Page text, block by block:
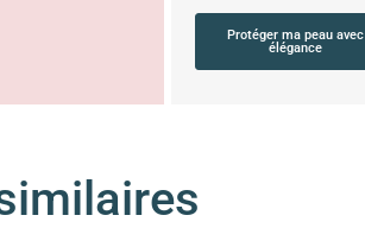
Protéger ma peau avec
élégance